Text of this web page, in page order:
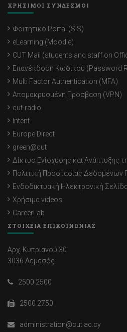
ΧΡΗΣΙΜΟΙ ΣΥΝΔΕΣΜΟΙ
Φοιτητικό Portal (SIS)
eLearning (Moodle)
CUT Mail (students and staff on
Επανέκδοση Κωδικού (Password
Multi Factor Authentication (MFA)
Απομακρυσμένη Πρόσβαση (VPN)
cut-radio
Intent
Europe Direct
green@cut
Δίκτυο Ενίσχυσης και Ανάπτυξης
Πολιτική Προστασίας
Ενδοδικτυακή Ηλεκτρονική
Χρήσιμα videos
CareerLab
ΣΤΟΙΧΕΙΑ ΕΠΙΚΟΙΝΩΝΙΑΣ
Αρχ. Κυπριανού 30
3036 Λεμεσός
2500 2500
2500 2750
administration@cut.ac.cy